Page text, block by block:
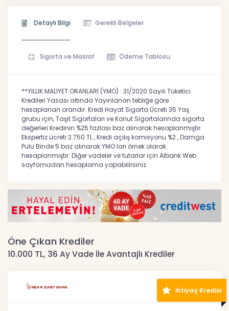
Detaylı Bilgi Gerekli Belgeler
Sigorta ve Masraf Ödeme Tablosu
**YILLIK MALİYET ORANLARI (YMO) : 31/2020 Sayılı Tüketici
Kredileri Yasası altında Yayınlanan tebliğe göre
hesaplanan orandır. Kredi Hayat Sigorta Ücreti 35 Yaş
grubu için, Taşıt Sigortaları ve Konut Sigortalarında sigorta
değerleri Kredinin %25 fazlası baz alınarak hesaplanmıştır.
Ekspertiz ücreti 2.750 TL , Kredi açılış komisyonu %2 , Damga
Pulu Binde 5 baz alınarak YMO ları örnek olarak
hesaplanmıştır. Diğer vadeler ve tutarlar için Albank Web
sayfamızdan hesaplama yapabilirsiniz.
Öne Çıkan Krediler
10.000 TL, 36 Ay Vade İle Avantajlı Krediler
İhtiyaç Kredisi